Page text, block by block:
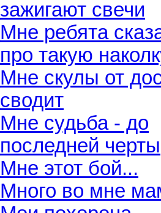
зажигают свечи
Мне ребята
про такую
Мне скулы от
сводит
Мне судьба - до
последней черты
Мне этот бой...
Много во мне